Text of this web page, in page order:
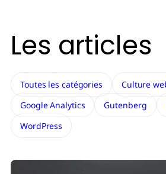
Les articles
Toutes les catégories Culture
Google Analytics
Gutenberg
WordPress